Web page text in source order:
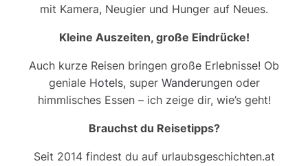
mit Kamera, Neugier und Hunger auf Neues.
Kleine Auszeiten, große Eindrücke!
Auch kurze Reisen bringen große Erlebnisse! Ob
geniale Hotels, super Wanderungenoder
himmlisches Essen – ich zeige dir, wie’s geht!
Brauchst du Reisetipps?
Seit 2014 findest du auf urlaubsgeschichten.at